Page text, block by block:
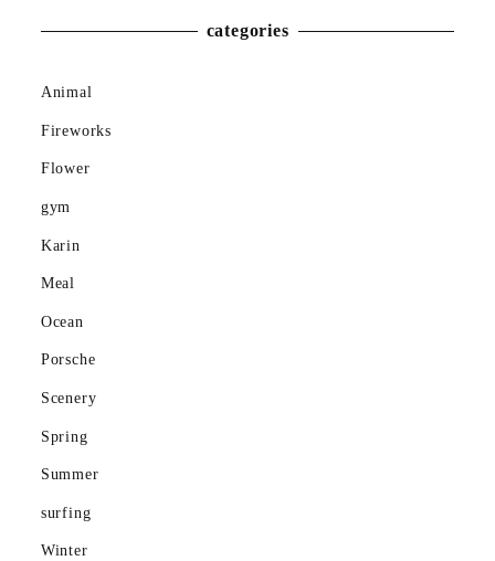
Flower
categories
Animal
Fireworks
Flower
gym
Karin
Meal
Ocean
Porsche
Scenery
Spring
Summer
surfing
Winter